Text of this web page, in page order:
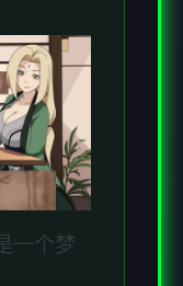
一个梦